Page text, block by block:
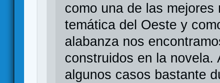
como una de las
temática del Oeste y
alabanza nos
construidos en la
algunos casos bastante